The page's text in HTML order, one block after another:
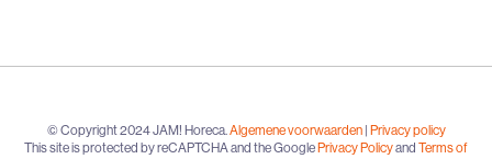
© Copyright 2024 JAM! Horeca. Algemene voorwaarden| Privacy policy
This site is protected by reCAPTCHA and the GooglePrivacy Policyand Terms of